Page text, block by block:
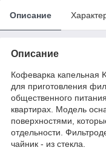
Описание
Описание
Кофеварка капельная
для приготовления
общественного
квартирах. Модель
поверхностями,
отдельности.
чайник - из стекла.